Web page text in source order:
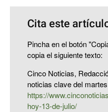
Cita este
Pincha en el botón
copia el siguiente texto:
Cinco Noticias,
noticias clave del
https://
hoy-13-de-julio/